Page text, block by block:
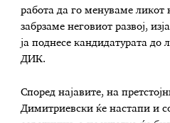
работа да го менуваме
забрзаме неговиот развој,
ја поднесе кандидатурата до
ДИК.
Според најавите, на
Димитриевски ќе настапи и